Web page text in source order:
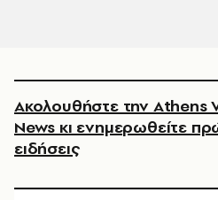
Ακολουθήστε την Athens
News κι ενημερωθείτε
ειδήσεις